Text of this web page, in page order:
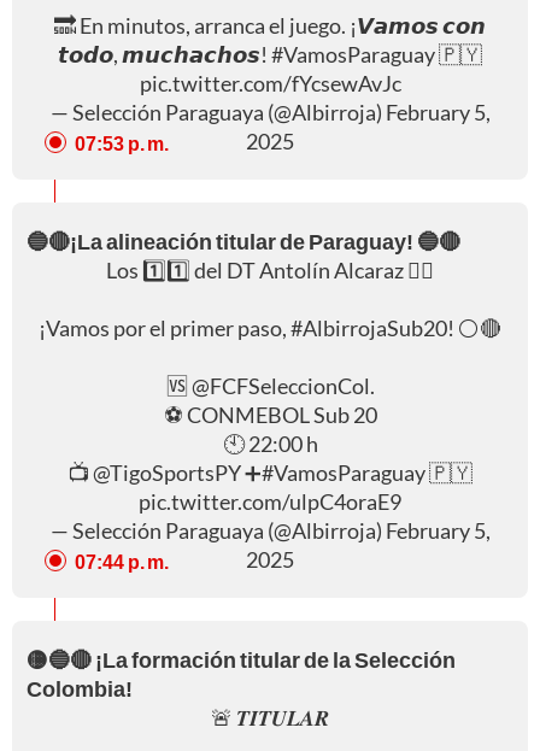
🔜 En minutos, arranca el juego. ¡𝙑𝙖𝙢𝙤𝙨 𝙘𝙤𝙣
𝙩𝙤𝙙𝙤, 𝙢𝙪𝙘𝙝𝙖𝙘𝙝𝙤𝙨! #VamosParaguay🇵🇾
pic.twitter.com/fYcsewAvJc
— Selección Paraguaya (@Albirroja) February 5,
2025
07:53 p. m.
🔵🔴¡La alineación titular de Paraguay! 🔵🔴
Los 1️⃣1️⃣ del DT Antolín Alcaraz ✍🏻
¡Vamos por el primer paso,#AlbirrojaSub20! ⚪️🔴
🆚 @FCFSeleccionCol.
⚽️ CONMEBOL Sub 20
🕙 22:00 h
📺@TigoSportsPY➕#VamosParaguay🇵🇾
pic.twitter.com/ulpC4oraE9
— Selección Paraguaya (@Albirroja) February 5,
2025
07:44 p. m.
🟡🔵🔴 ¡La formación titular de la Selección
Colombia!
🚨 𝑻𝑰𝑻𝑼𝑳𝑨𝑹